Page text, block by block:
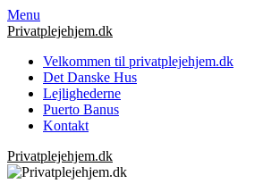
Skip
to
Menu
Privatplejehjem.dk
Velkommen til privatplejehjem.dk
Det Danske Hus
Lejlighederne
Puerto Banus
Kontakt
Privatplejehjem.dk